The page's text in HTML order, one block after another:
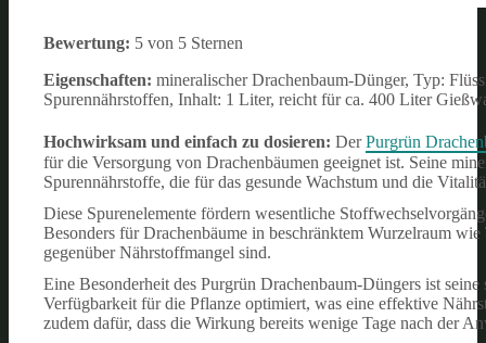
Bewertung: 5 von 5 Sternen
Eigenschaften: mineralischer Drachenbaum-Dünger, Typ:
Spurennährstoffen, Inhalt: 1 Liter, reicht für ca. 400 Liter
Hochwirksam und einfach zu dosieren: DerPurgrün
für die Versorgung von Drachenbäumen geeignet ist. Seine
Spurennährstoffe, die für das gesunde Wachstum und die
Diese Spurenelemente fördern wesentliche
Besonders für Drachenbäume in beschränktem Wurzelraum
gegenüber Nährstoffmangel sind.
Eine Besonderheit des Purgrün Drachenbaum-Düngers ist
Verfügbarkeit für die Pflanze optimiert, was eine effektive
zudem dafür, dass die Wirkung bereits wenige Tage nach der